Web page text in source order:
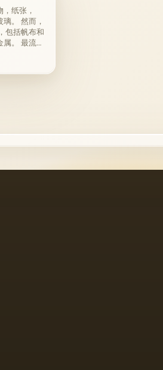
纸张，
。 然而，
包括帆布和
。 最流行